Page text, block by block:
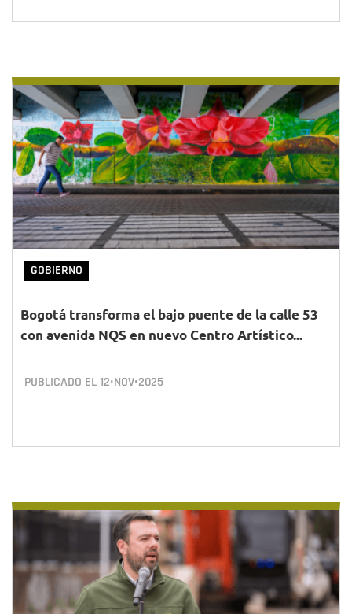
GOBIERNO
Bogotá transforma el bajo puente de la calle 53
con avenida NQS en nuevo Centro Artístico...
PUBLICADO EL12•NOV•2025